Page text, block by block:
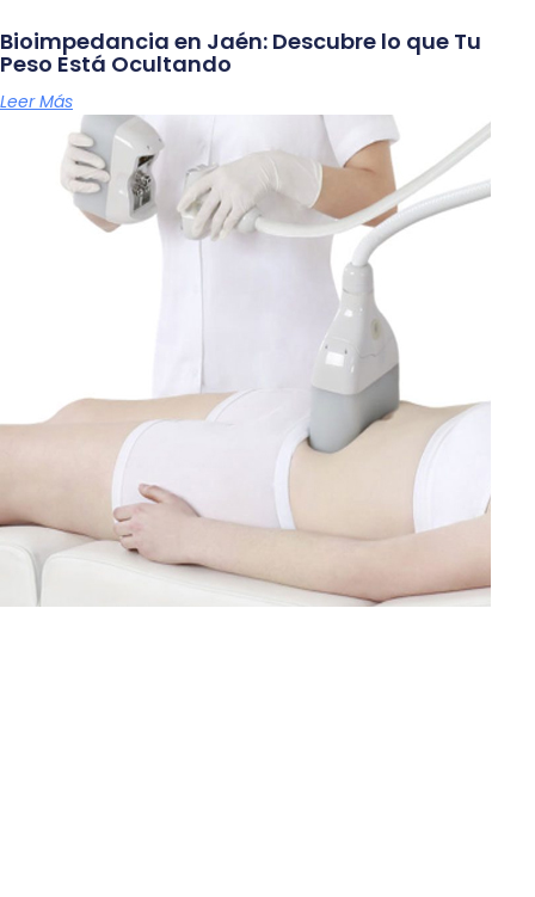
Bioimpedancia en Jaén: Descubre lo que Tu
Peso Está Ocultando
Leer Más